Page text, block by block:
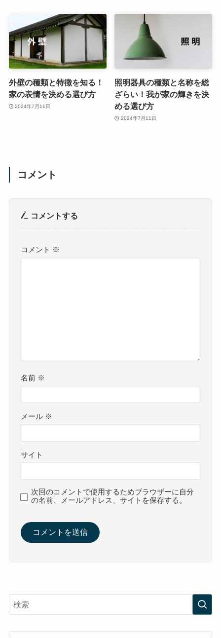
外壁の種類と特徴を知る！
家の表情を決める選び方
2024年7月11日
照明器具の種類と名称を総
ざらい！我が家の輝きを決
める選び方
2024年7月11日
コメント
コメントする
コメント ※
名前 ※
メール ※
サイト
次回のコメントで使用するためブラウザーに自分
の名前、メールアドレス、サイトを保存する。